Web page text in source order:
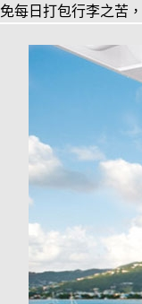
免每日打包行李之苦